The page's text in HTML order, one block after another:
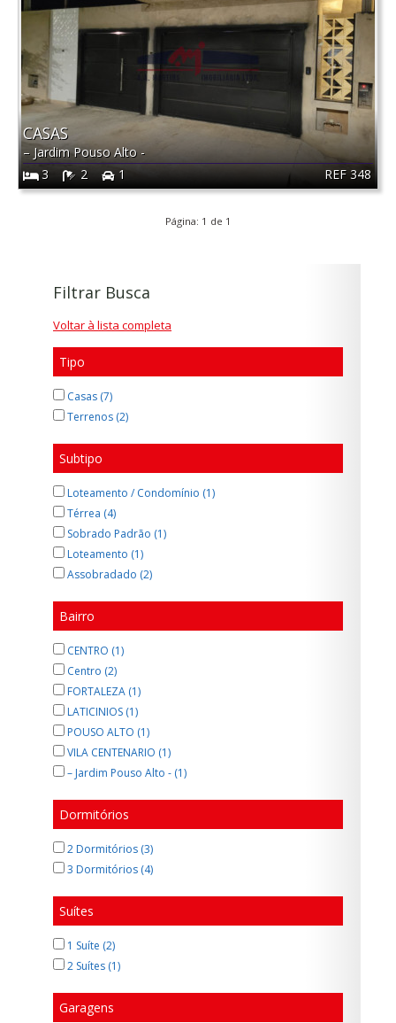
REF 348
CASAS
– Jardim Pouso Alto -
3
2 1
Página: 1 de 1
Filtrar Busca
Voltar à lista completa
Tipo
Casas (7)
Terrenos (2)
Subtipo
Loteamento / Condomínio (1)
Térrea (4)
Sobrado Padrão (1)
Loteamento (1)
Assobradado (2)
Bairro
CENTRO (1)
Centro (2)
FORTALEZA (1)
LATICINIOS (1)
POUSO ALTO (1)
VILA CENTENARIO (1)
– Jardim Pouso Alto - (1)
Dormitórios
2 Dormitórios (3)
3 Dormitórios (4)
Suítes
1 Suíte (2)
2 Suítes (1)
Garagens